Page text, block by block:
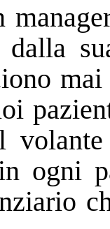
mai
ogni